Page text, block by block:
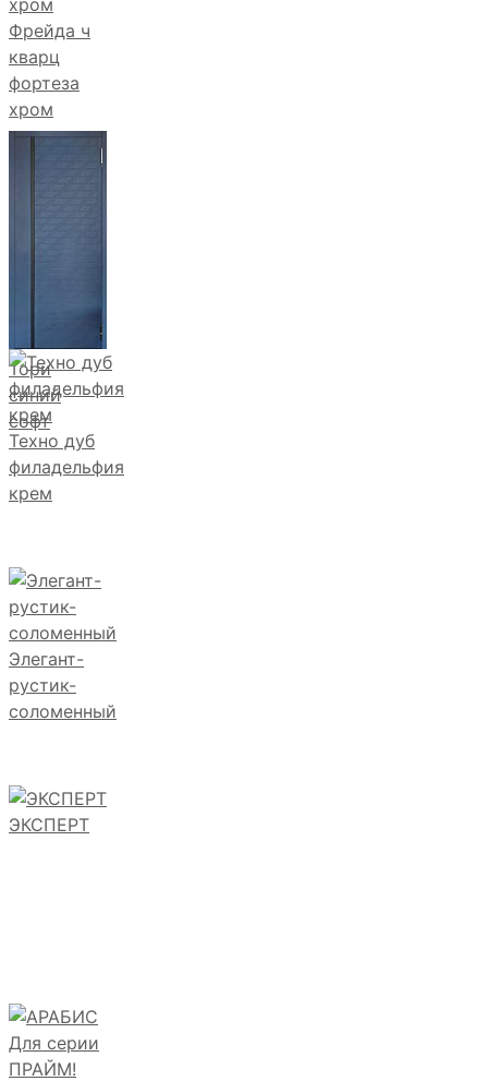
Фрейда ч
кварц
фортеза
хром
Тори
синий
софт
Техно дуб
филадельфия
крем
Элегант-
рустик-
соломенный
ЭКСПЕРТ